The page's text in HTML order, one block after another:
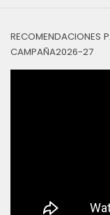
RECOMENDACIONES
CAMPAÑA2026-27